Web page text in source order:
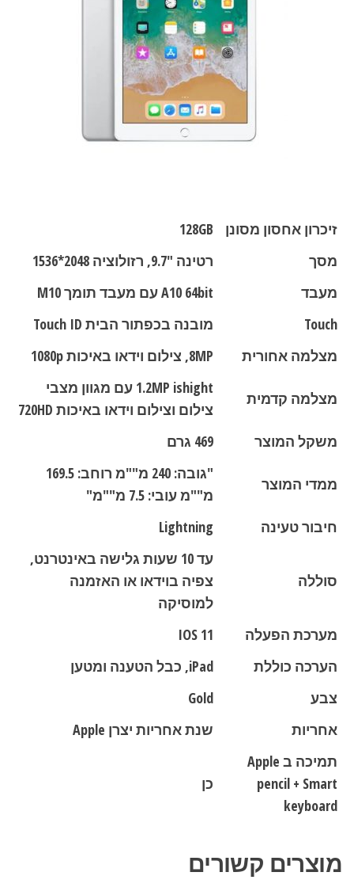
זיכרון אחסון מסונן
128GB
מסך
רטינה "9.7, רזולוציה 2048*1536
מעבד
A10 64bit עם מעבד תומך M10
Touch
מובנה בכפתור הבית Touch ID
מצלמה אחורית
8MP, צילום וידאו באיכות 1080p
מצלמה קדמית
1.2MP ishight עם מגוון מצבי
צילום וצילום וידאו באיכות 720HD
משקל המוצר
469 גרם
ממדי המוצר
"גובה: 240 מ""מ רוחב: 169.5
מ""מ עובי: 7.5 מ""מ"
חיבור טעינה
Lightning
סוללה
עד 10 שעות גלישה באינטרנט,
צפיה בוידאו או האזמנה
למוסיקה
מערכת הפעלה
IOS 11
הערכה כוללת
iPad, כבל הטענה ומטען
צבע
Gold
אחריות
שנת אחריות יצרן Apple
תמיכה ב Apple
pencil + Smart
keyboard
כן
מוצרים קשורים